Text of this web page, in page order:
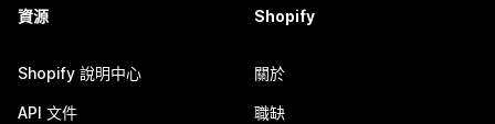
資源
Shopify 說明中心
API 文件
Shopify
關於
職缺